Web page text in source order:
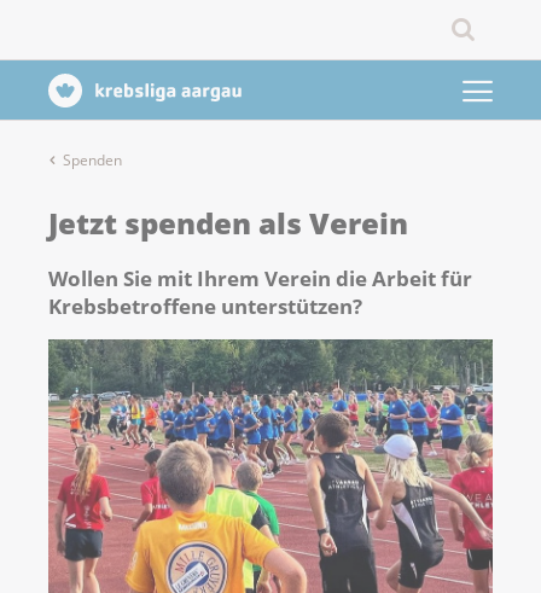
Spenden
Jetzt spenden als Verein
Wollen Sie mit Ihrem Verein die Arbeit für
Krebsbetroffene unterstützen?